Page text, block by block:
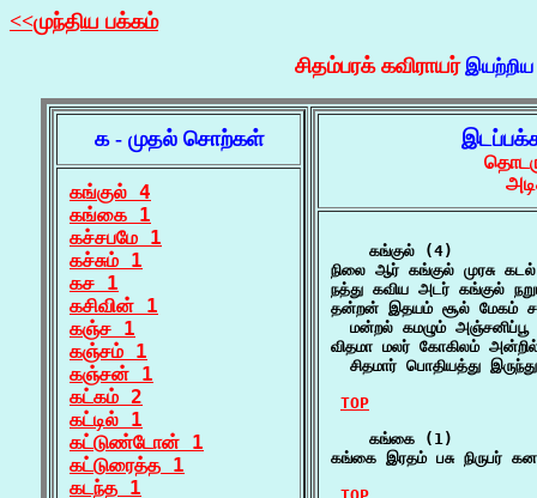
<<முந்திய பக்கம்
சிதம்பரக் கவிராயர் இயற்றிய
க - முதல் சொற்கள்
கங்குல் 4
கங்கை 1
கச்சபமே 1
கச்சும் 1
கச 1
கசிவின் 1
கஞ்ச 1
கஞ்சம் 1
கஞ்சன் 1
கட்கம் 2
கட்டில் 1
கட்டுண்டோன் 1
கட்டுரைத்த 1
கடந்த 1
    கங்குல் (4)
நிலை ஆர் கங்குல் முரசு
நத்து கவிய அடர் கங்குல்
தன்றன் இதயம் சூல் மேகம்
மன்றல் கமழும்
விதமா மலர் கோகிலம்
சிதமார் பொதியத்து
TOP
    கங்கை (1)
கங்கை இரதம் பசு நிருபர்